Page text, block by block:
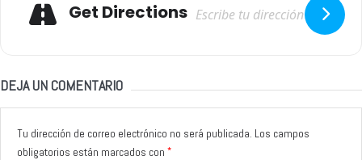
Get Directions
DEJA UN COMENTARIO
Tu dirección de correo electrónico no será publicada. Los campos
obligatorios están marcados con *